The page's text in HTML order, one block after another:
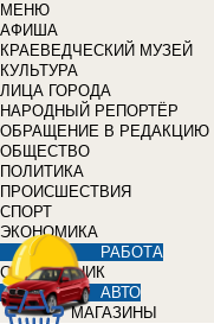
МЕНЮ
АФИША
КРАЕВЕДЧЕСКИЙ МУЗЕЙ
КУЛЬТУРА
ЛИЦА ГОРОДА
НАРОДНЫЙ РЕПОРТЁР
ОБРАЩЕНИЕ В РЕДАКЦИЮ
ОБЩЕСТВО
ПОЛИТИКА
ПРОИСШЕСТВИЯ
СПОРТ
ЭКОНОМИКА
РАБОТА
СПРАВОЧНИК
АВТО
МАГАЗИНЫ